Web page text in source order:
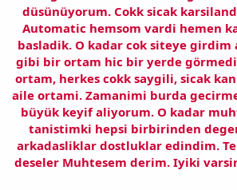
düsünüyorum. Cokk sicak
Automatic hemsom vardi hemen
basladik. O kadar cok siteye girdim
gibi bir ortam hic bir yerde
ortam, herkes cokk saygili, sicak
aile ortami. Zamanimi burda
büyük keyif aliyorum. O kadar
tanistimki hepsi birbirinden
arkadasliklar dostluklar edindim.
deseler Muhtesem derim. Iyiki